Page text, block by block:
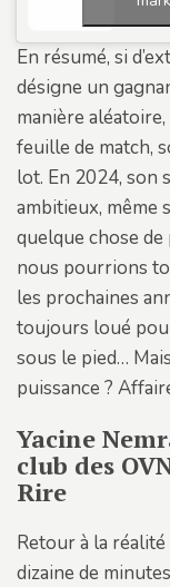
En résumé, si
désigne un
manière
feuille de match,
lot. En 2024, son
ambitieux, même
quelque chose de
nous pourrions
les prochaines
toujours loué
sous le pied…
puissance ?
Yacine
club des
Rire
Retour à la réalité
dizaine de